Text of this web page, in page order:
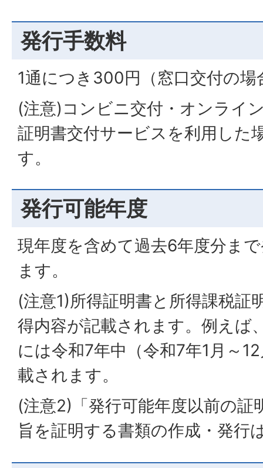
発行手数料
1通につき300円（窓口交付の場
(注意)コンビニ交付・オンライ
証明書交付サービスを利用した
す。
発行可能年度
現年度を含めて過去6年度分ま
ます。
(注意1)所得証明書と所得課税証
得内容が記載されます。例えば
には令和7年中（令和7年1月～
載されます。
(注意2)「発行可能年度以前の証
旨を証明する書類の作成・発行